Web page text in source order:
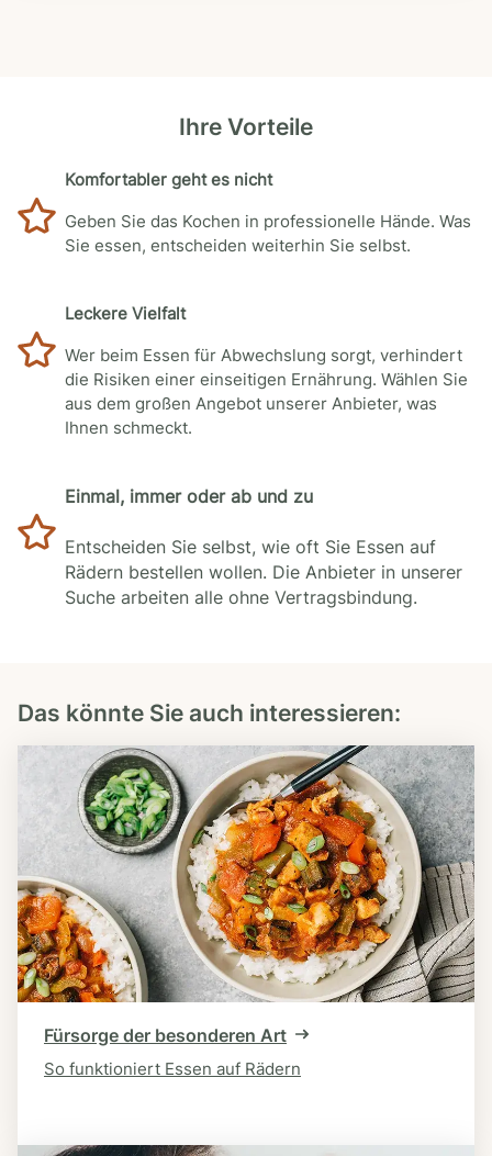
Ihre Vorteile
Komfortabler geht es nicht
Geben Sie das Kochen in professionelle Hände. Was
Sie essen, entscheiden weiterhin Sie selbst.
Leckere Vielfalt
Wer beim Essen für Abwechslung sorgt, verhindert
die Risiken einer einseitigen Ernährung. Wählen Sie
aus dem großen Angebot unserer Anbieter, was
Ihnen schmeckt.
Einmal, immer oder ab und zu
Entscheiden Sie selbst, wie oft Sie Essen auf
Rädern bestellen wollen. Die Anbieter in unserer
Suche arbeiten alle ohne Vertragsbindung.
Das könnte Sie auch interessieren:
Fürsorge der besonderen Art
So funktioniert Essen auf Rädern